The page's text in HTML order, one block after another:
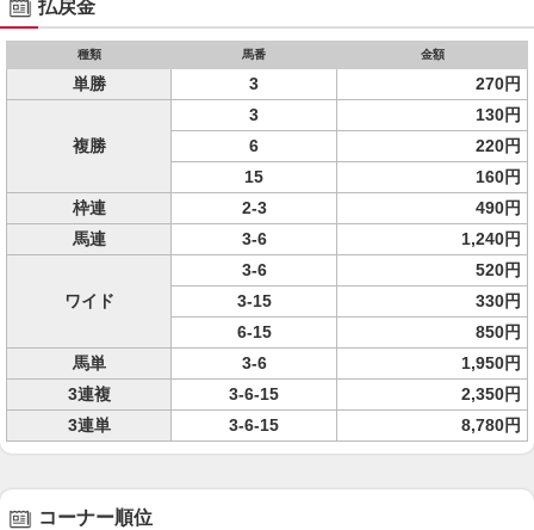
払戻金
種類 馬番 金額
単勝 3 270円
複勝
3
130円
6
220円
15
160円
枠連
2-3
490円
馬連
3-6 1,240円
ワイド
3-6
520円
3-15
330円
6-15
850円
馬単
3-6
1,950円
3連複
3-6-15
2,350円
3連単
3-6-15 8,780円
コーナー順位